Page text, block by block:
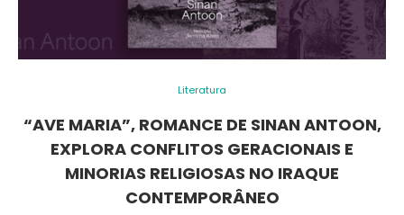
Literatura
“AVE MARIA”, ROMANCE DE SINAN ANTOON,
EXPLORA CONFLITOS GERACIONAIS E
MINORIAS RELIGIOSAS NO IRAQUE
CONTEMPORÂNEO